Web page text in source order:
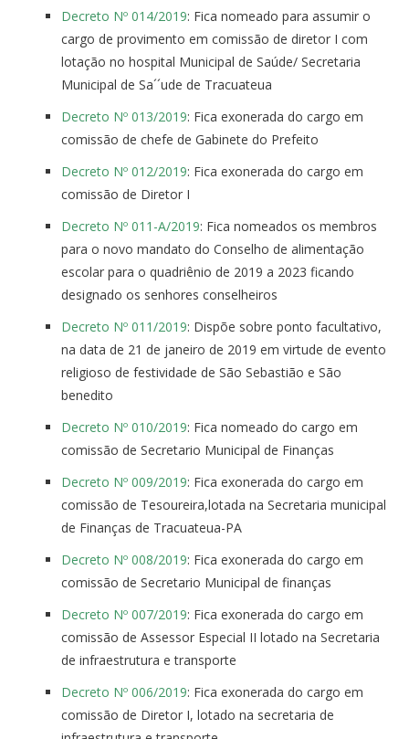
Decreto Nº 014/2019: Fica nomeado para assumir o
cargo de provimento em comissão de diretor I com
lotação no hospital Municipal de Saúde/ Secretaria
Municipal de Sa´´ude de Tracuateua
Decreto Nº 013/2019: Fica exonerada do cargo em
comissão de chefe de Gabinete do Prefeito
Decreto Nº 012/2019: Fica exonerada do cargo em
comissão de Diretor I
Decreto Nº 011-A/2019: Fica nomeados os membros
para o novo mandato do Conselho de alimentação
escolar para o quadriênio de 2019 a 2023 ficando
designado os senhores conselheiros
Decreto Nº 011/2019: Dispõe sobre ponto facultativo,
na data de 21 de janeiro de 2019 em virtude de evento
religioso de festividade de São Sebastião e São
benedito
Decreto Nº 010/2019: Fica nomeado do cargo em
comissão de Secretario Municipal de Finanças
Decreto Nº 009/2019: Fica exonerada do cargo em
comissão de Tesoureira,lotada na Secretaria municipal
de Finanças de Tracuateua-PA
Decreto Nº 008/2019: Fica exonerada do cargo em
comissão de Secretario Municipal de finanças
Decreto Nº 007/2019: Fica exonerada do cargo em
comissão de Assessor Especial II lotado na Secretaria
de infraestrutura e transporte
Decreto Nº 006/2019: Fica exonerada do cargo em
comissão de Diretor I, lotado na secretaria de